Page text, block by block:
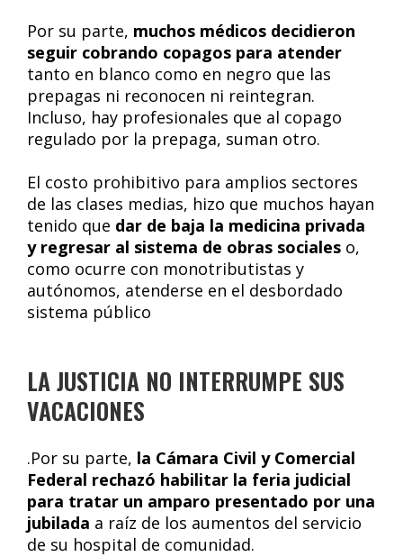
Por su parte, muchos médicos decidieron
seguir cobrando copagos para atender
tanto en blanco como en negro que las
prepagas ni reconocen ni reintegran.
Incluso, hay profesionales que al copago
regulado por la prepaga, suman otro.
El costo prohibitivo para amplios sectores
de las clases medias, hizo que muchos hayan
tenido que dar de baja la medicina privada
y regresar al sistema de obras sociales o,
como ocurre con monotributistas y
autónomos, atenderse en el desbordado
sistema público
LA JUSTICIA NO INTERRUMPE SUS
VACACIONES
.Por su parte, la Cámara Civil y Comercial
Federal rechazó habilitar la feria judicial
para tratar un amparo presentado por una
jubilada a raíz de los aumentos del servicio
de su hospital de comunidad.